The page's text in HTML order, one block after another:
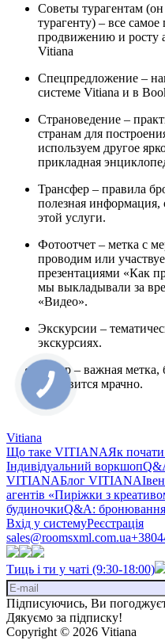
Советы турагентам
турагенту) – все
продвижению и росту
Vitiana
Спецпредложение –
системе Vitiana и в
Страноведение –
странам для
используем другое
прикладная
Трансфер – правила
полезная информация,
этой услуги.
Фотоотчет – метка с
проводим или
презентациями «Как
мы выкладывали за
«Видео».
Экскурсии –
экскурсиях.
Юмор – важная метка,
становится мрачно.
Vitiana
Що таке VITIANAЯк
Індивідуальний воркшоп
VITIANAБлог VITIANA
агентів «Пиріжки з
будиночкиQ&A: бронювання
Вхід у системуРеєстрація
sales@roomsxml.com.ua
Тиць і ти у чаті (9:30-18:00)
Підписуючись, Ви
Дякуємо за підписку!
Copyright © 2026 Vitiana